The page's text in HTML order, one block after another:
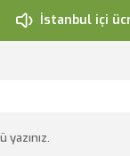
İstanbul içi